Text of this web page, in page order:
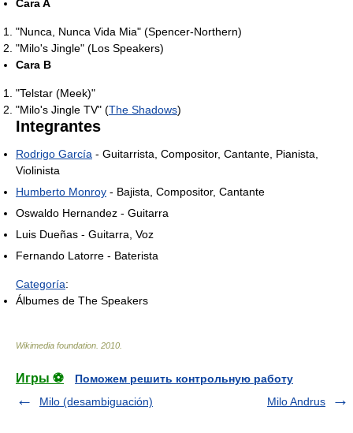
Cara A
"Nunca, Nunca Vida Mia" (Spencer-Northern)
"Milo's Jingle" (Los Speakers)
Cara B
"Telstar (Meek)"
"Milo's Jingle TV" (The Shadows)
Integrantes
Rodrigo García - Guitarrista, Compositor, Cantante, Pianista,
Violinista
Humberto Monroy - Bajista, Compositor, Cantante
Oswaldo Hernandez - Guitarra
Luis Dueñas - Guitarra, Voz
Fernando Latorre - Baterista
Categoría:
Álbumes de The Speakers
Wikimedia foundation 2010
Игры ⚽
Поможем решить контрольную работу
Milo (desambiguación)
Milo Andrus